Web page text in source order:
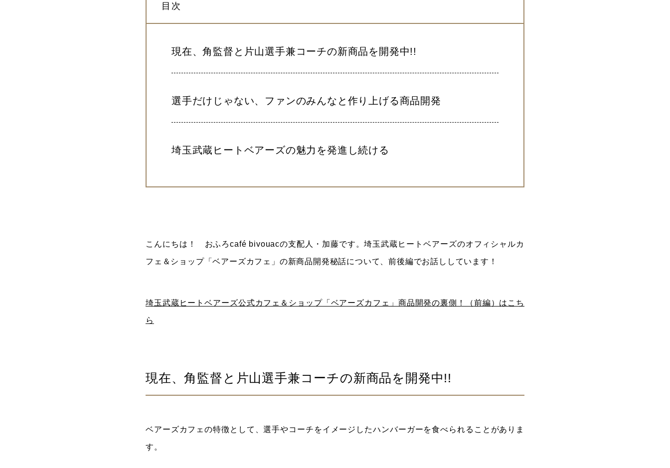
目次
現在、角監督と片山選手兼コーチの新商品を開発中!!
選手だけじゃない、ファンのみんなと作り上げる商品開発
埼玉武蔵ヒートベアーズの魅力を発進し続ける
こんにちは！ おふろcafé bivouacの支配人・加藤です。埼玉武蔵ヒートベアーズのオフィシャルカ
フェ＆ショップ「ベアーズカフェ」の新商品開発秘話について、前後編でお話ししています！
埼玉武蔵ヒートベアーズ公式カフェ＆ショップ「ベアーズカフェ」商品開発の裏側！（前編）はこち
ら
現在、角監督と片山選手兼コーチの新商品を開発中!!
ベアーズカフェの特徴として、選手やコーチをイメージしたハンバーガーを食べられることがありま
す。